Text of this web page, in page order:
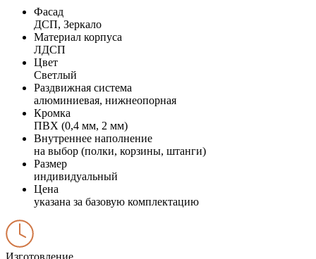
Фасад
ДСП, Зеркало
Материал корпуса
ЛДСП
Цвет
Светлый
Раздвижная система
алюминиевая, нижнеопорная
Кромка
ПВХ (0,4 мм, 2 мм)
Внутреннее наполнение
на выбор (полки, корзины, штанги)
Размер
индивидуальный
Цена
указана за базовую комплектацию
Изготовление